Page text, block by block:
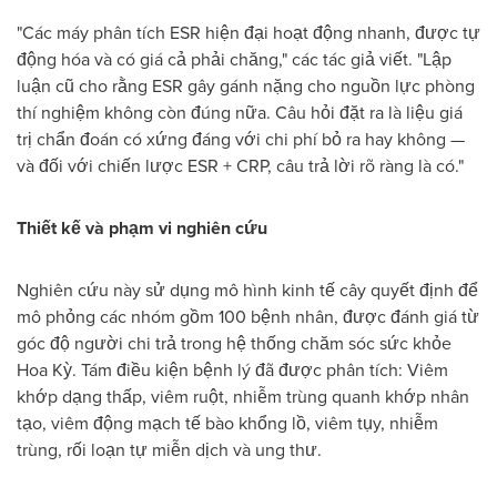
"Các máy phân tích ESR hiện đại hoạt động nhanh, được tự
động hóa và có giá cả phải chăng," các tác giả viết. "Lập
luận cũ cho rằng ESR gây gánh nặng cho nguồn lực phòng
thí nghiệm không còn đúng nữa. Câu hỏi đặt ra là liệu giá
trị chẩn đoán có xứng đáng với chi phí bỏ ra hay không —
và đối với chiến lược ESR + CRP, câu trả lời rõ ràng là có."
Thiết kế và phạm vi nghiên cứu
Nghiên cứu này sử dụng mô hình kinh tế cây quyết định để
mô phỏng các nhóm gồm 100 bệnh nhân, được đánh giá từ
góc độ người chi trả trong hệ thống chăm sóc sức khỏe
Hoa Kỳ. Tám điều kiện bệnh lý đã được phân tích: Viêm
khớp dạng thấp, viêm ruột, nhiễm trùng quanh khớp nhân
tạo, viêm động mạch tế bào khổng lồ, viêm tụy, nhiễm
trùng, rối loạn tự miễn dịch và ung thư.